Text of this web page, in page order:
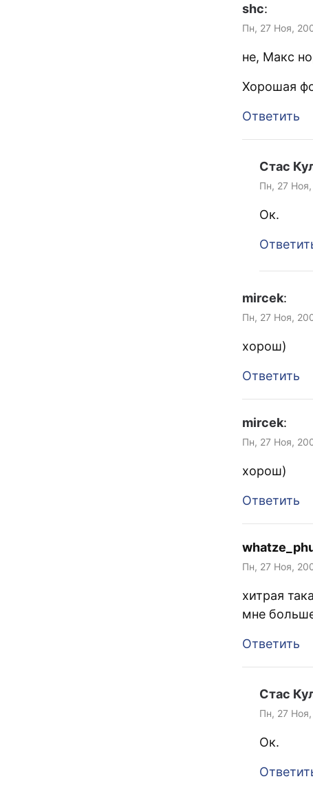
shc:
Пн, 27 Ноя,
не, Макс
Хорошая
Ответить
Стас
Пн, 27
Ок.
mircek:
Пн, 27 Ноя,
хорош)
Ответить
mircek:
Пн, 27 Ноя,
хорош)
Ответить
Пн, 27 Ноя,
хитрая
мне
Ответить
Стас
Пн, 27
Ок.